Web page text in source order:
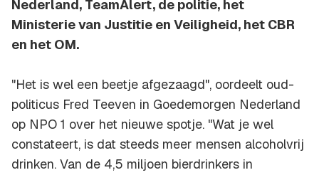
Nederland, TeamAlert, de politie, het
Ministerie van Justitie en Veiligheid, het CBR
en het OM.
"Het is wel een beetje afgezaagd", oordeelt oud-
politicus Fred Teeven in Goedemorgen Nederland
op NPO 1 over het nieuwe spotje. "Wat je wel
constateert, is dat steeds meer mensen alcoholvrij
drinken. Van de 4,5 miljoen bierdrinkers in